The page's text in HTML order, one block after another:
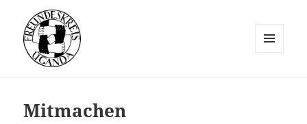
Mitmachen